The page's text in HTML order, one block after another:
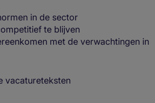
in de sector
te blijven
met de verwachtingen in
vacatureteksten